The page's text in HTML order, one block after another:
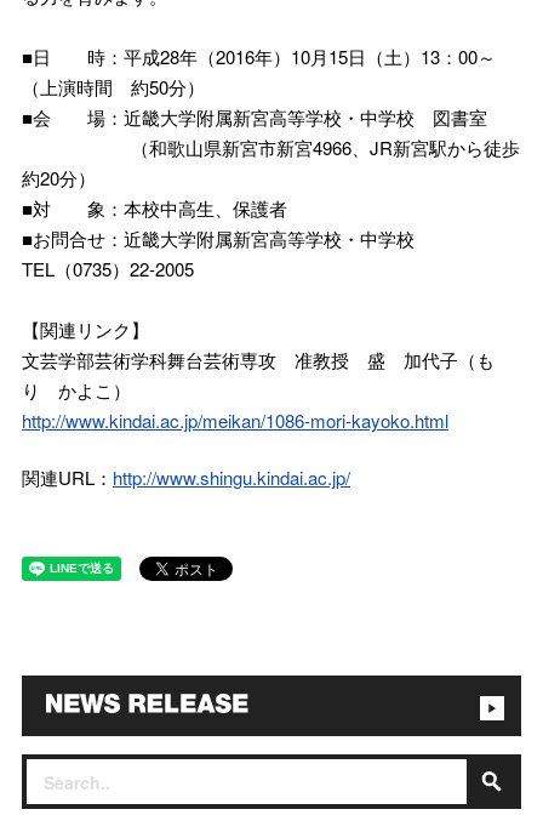
■日 時：平成28年（2016年）10月15日（土）13：00～
（上演時間 約50分）
■会 場：近畿大学附属新宮高等学校・中学校 図書室
（和歌山県新宮市新宮4966、JR新宮駅から徒歩
約20分）
■対 象：本校中高生、保護者
■お問合せ：近畿大学附属新宮高等学校・中学校
TEL（0735）22-2005
【関連リンク】
文芸学部芸術学科舞台芸術専攻 准教授 盛 加代子（も
り かよこ）
http://www.kindai.ac.jp/meikan/1086-mori-kayoko.html
関連URL： http://www.shingu.kindai.ac.jp/